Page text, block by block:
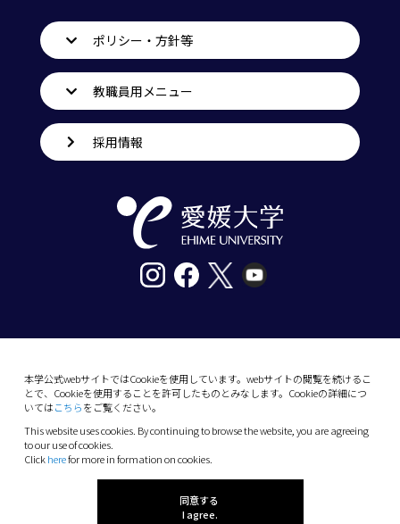
本学公式webサイトではCookieを使用しています。webサイトの閲覧を続けるこ
とで、Cookieを使用することを許可したものとみなします。Cookieの詳細につ
いてはこちらをご覧ください。
This website uses cookies. By continuing to browse the website, you are agreeing
to our use of cookies.
Clickherefor more in formation on cookies.
同意する
I agree.
ポリシー・方針等
教職員用メニュー
採用情報
10-13 Dogo-Himata, Matsuyama, Ehime 790-
Phone: +81 89-927-9000
(C) 2026 Ehime University.